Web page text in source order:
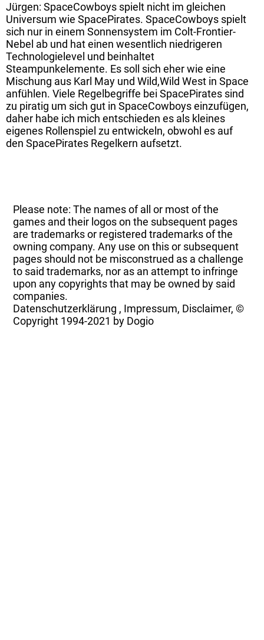
Jürgen: SpaceCowboys spielt nicht im gleichen
Universum wie SpacePirates. SpaceCowboys spielt
sich nur in einem Sonnensystem im Colt-Frontier-
Nebel ab und hat einen wesentlich niedrigeren
Technologielevel und beinhaltet
Steampunkelemente. Es soll sich eher wie eine
Mischung aus Karl May und Wild,Wild West in Space
anfühlen. Viele Regelbegriffe bei SpacePirates sind
zu piratig um sich gut in SpaceCowboys einzufügen,
daher habe ich mich entschieden es als kleines
eigenes Rollenspiel zu entwickeln, obwohl es auf
den SpacePirates Regelkern aufsetzt.
Please note: The names of all or most of the
games and their logos on the subsequent pages
are trademarks or registered trademarks of the
owning company. Any use on this or subsequent
pages should not be misconstrued as a challenge
to said trademarks, nor as an attempt to infringe
upon any copyrights that may be owned by said
companies.
Datenschutzerklärung , Impressum, Disclaimer, ©
Copyright 1994-2021 by Dogio